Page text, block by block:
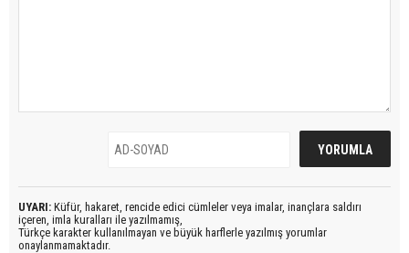
UYARI: Küfür, hakaret, rencide edici cümleler veya imalar, inançlara saldırı
içeren, imla kuralları ile yazılmamış,
Türkçe karakter kullanılmayan ve büyük harflerle yazılmış yorumlar
onaylanmamaktadır.